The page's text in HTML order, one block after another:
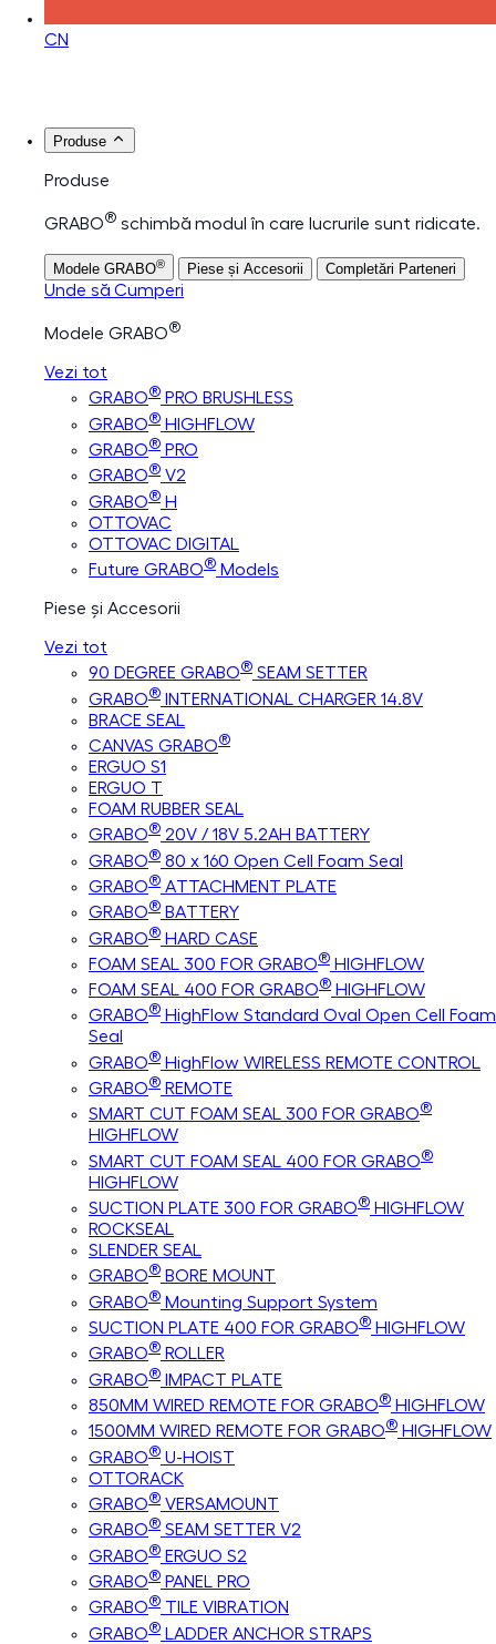
CN
Produse
Produse
GRABO® schimbă modul în care lucrurile sunt ridicate.
Modele GRABO® Piese și Accesorii Completări Parteneri
Unde să Cumperi
Modele GRABO®
Vezi tot
GRABO® PRO BRUSHLESS
GRABO® HIGHFLOW
GRABO® PRO
GRABO® V2
GRABO® H
OTTOVAC
OTTOVAC DIGITAL
Future GRABO® Models
Piese și Accesorii
Vezi tot
90 DEGREE GRABO® SEAM SETTER
GRABO® INTERNATIONAL CHARGER 14.8V
BRACE SEAL
CANVAS GRABO®
ERGUO S1
ERGUO T
FOAM RUBBER SEAL
GRABO® 20V / 18V 5.2AH BATTERY
GRABO® 80 x 160 Open Cell Foam Seal
GRABO® ATTACHMENT PLATE
GRABO® BATTERY
GRABO® HARD CASE
FOAM SEAL 300 FOR GRABO® HIGHFLOW
FOAM SEAL 400 FOR GRABO® HIGHFLOW
GRABO® HighFlow Standard Oval Open Cell Foam
Seal
GRABO® HighFlow WIRELESS REMOTE CONTROL
GRABO® REMOTE
SMART CUT FOAM SEAL 300 FOR GRABO®
HIGHFLOW
SMART CUT FOAM SEAL 400 FOR GRABO®
HIGHFLOW
SUCTION PLATE 300 FOR GRABO® HIGHFLOW
ROCKSEAL
SLENDER SEAL
GRABO® BORE MOUNT
GRABO® Mounting Support System
SUCTION PLATE 400 FOR GRABO® HIGHFLOW
GRABO® ROLLER
GRABO® IMPACT PLATE
850MM WIRED REMOTE FOR GRABO® HIGHFLOW
1500MM WIRED REMOTE FOR GRABO® HIGHFLOW
GRABO® U-HOIST
OTTORACK
GRABO® VERSAMOUNT
GRABO® SEAM SETTER V2
GRABO® ERGUO S2
GRABO® PANEL PRO
GRABO® TILE VIBRATION
GRABO® LADDER ANCHOR STRAPS